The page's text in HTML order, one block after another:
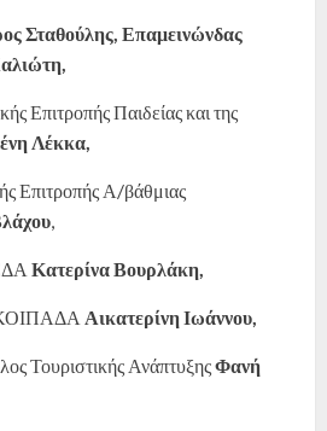
Σταθούλης, Επαμεινώνδας
Επιτροπής Παιδείας και της
Λέκκα,
Επιτροπής Α/βάθμιας
,
Κατερίνα Βουρλάκη,
Αικατερίνη Ιωάννου,
Τουριστικής ΑνάπτυξηςΦανή